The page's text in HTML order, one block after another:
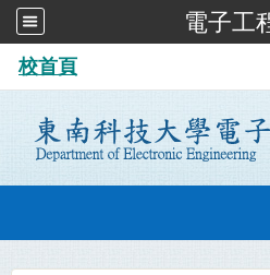
電子工
校首頁